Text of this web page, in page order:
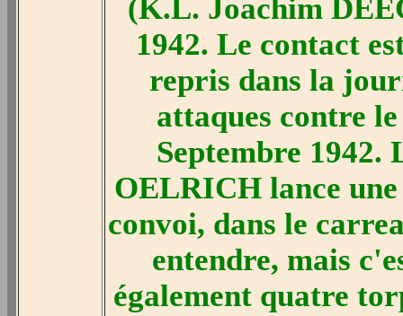
(K.L. Joachim
1942. Le contact
repris dans la
attaques contre
Septembre 1942.
OELRICH lance
convoi, dans le
entendre, mais
également quatre